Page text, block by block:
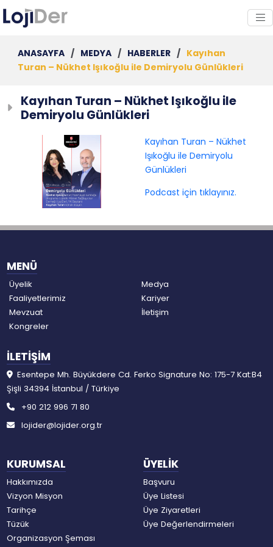
ANASAYFA / MEDYA / HABERLER / Kayıhan
Turan – Nükhet Işıkoğlu ile Demiryolu Günlükleri
Kayıhan Turan – Nükhet Işıkoğlu ile
Demiryolu Günlükleri
Kayıhan Turan – Nükhet
Işıkoğlu ile Demiryolu
Günlükleri
Podcast için tıklayınız.
MENÜ
Üyelik
Faaliyetlerimiz
Mevzuat
Kongreler
Medya
Kariyer
İletişim
KURUMSAL
Hakkımızda
Vizyon Misyon
Tarihçe
Tüzük
Organizasyon Şeması
ÜYELİK
Başvuru
Üye Listesi
Üye Ziyaretleri
Üye Değerlendirmeleri
İLETİŞİM
Esentepe Mh. Büyükdere Cd. Ferko Signature No: 175-7 Kat:B4
Şişli 34394 İstanbul / Türkiye
+90 212 996 71 80
lojider@lojider.org.tr